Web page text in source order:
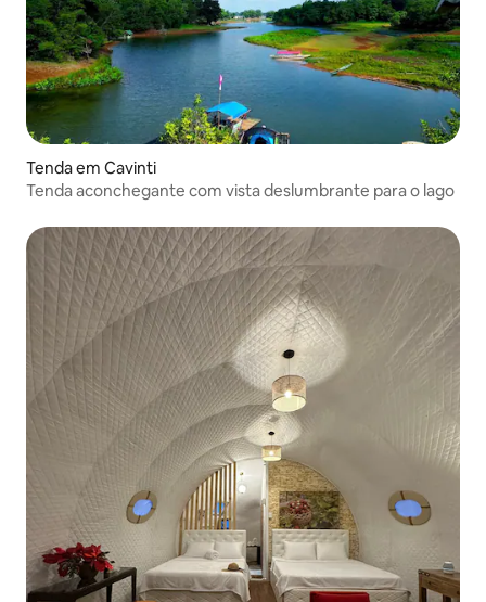
Tenda em Cavinti
Tenda aconchegante com vista deslumbrante para o lago